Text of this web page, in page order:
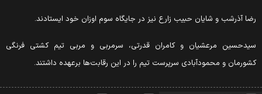
رضا آذرشب و شایان حبیب زارع نیز در جایگاه سوم اوزان خود ایستادند.
سیدحسین مرعشیان و کامران قدرتی، سرمربی و مربی تیم کشتی فرنگی
کشورمان و محمودآبادی سرپرست تیم را در این رقابت‌ها برعهده داشتند.